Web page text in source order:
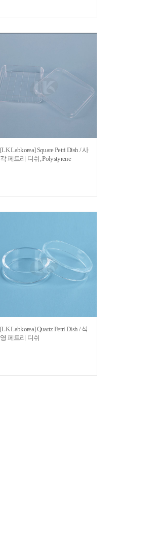
[LK Labkorea] Square Petri Dish / 사
각 페트리 디쉬, Polystyrene
[LK Labkorea] Quartz Petri Dish / 석
영 페트리 디쉬